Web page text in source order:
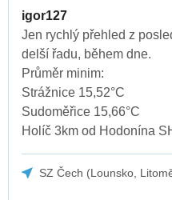
igor127
Jen rychlý přehled z
delší řadu, během dne.
Průměr minim:
Strážnice 15,52°C
Sudoměřice 15,66°C
Holíč 3km od Hodonína
SZ Čech (Lounsko,